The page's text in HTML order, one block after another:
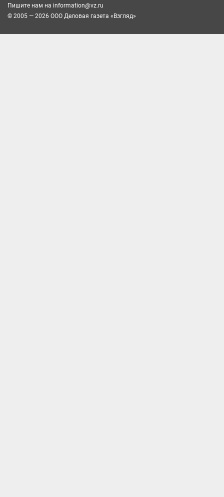
Пишите нам на information@vz.ru
© 2005 — 2026 ООО Деловая газета «Взгляд»